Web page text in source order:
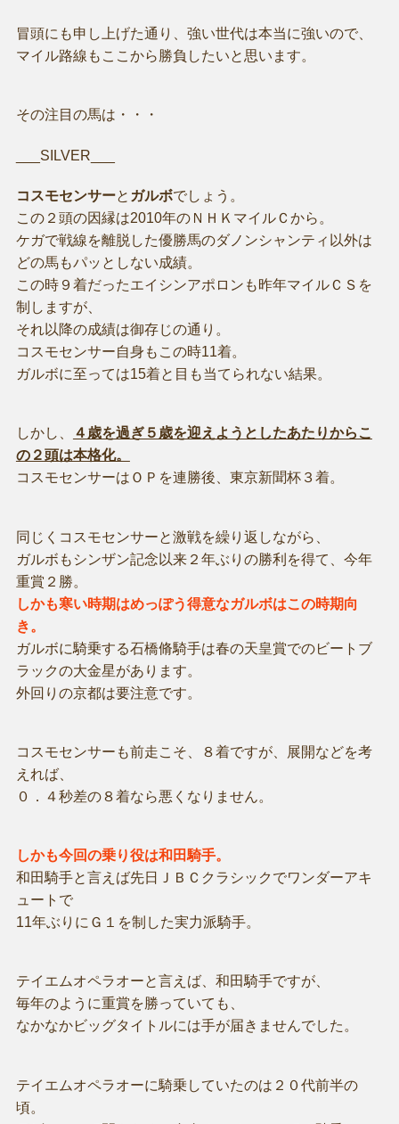
冒頭にも申し上げた通り、強い世代は本当に強いので、
マイル路線もここから勝負したいと思います。
その注目の馬は・・・
___SILVER___
コスモセンサーと ガルボでしょう。
この２頭の因縁は2010年のＮＨＫマイルＣから。
ケガで戦線を離脱した優勝馬のダノンシャンティ以外は
どの馬もパッとしない成績。
この時９着だったエイシンアポロンも昨年マイルＣＳを
制しますが、
それ以降の成績は御存じの通り。
コスモセンサー自身もこの時11着。
ガルボに至っては15着と目も当てられない結果。
しかし、
４歳を過ぎ５歳を迎えようとしたあたりからこ
の２頭は本格化。
コスモセンサーはＯＰを連勝後、東京新聞杯３着。
同じくコスモセンサーと激戦を繰り返しながら、
ガルボもシンザン記念以来２年ぶりの勝利を得て、今年
重賞２勝。
しかも寒い時期はめっぽう得意なガルボはこの時期向
き。
ガルボに騎乗する石橋脩騎手は春の天皇賞でのビートブ
ラックの大金星があります。
外回りの京都は要注意です。
コスモセンサーも前走こそ、８着ですが、展開などを考
えれば、
０．４秒差の８着なら悪くなりません。
しかも今回の乗り役は和田騎手。
和田騎手と言えば先日ＪＢＣクラシックでワンダーアキ
ュートで
11年ぶりにＧ１を制した実力派騎手。
テイエムオペラオーと言えば、和田騎手ですが、
毎年のように重賞を勝っていても、
なかなかビッグタイトルには手が届きませんでした。
テイエムオペラオーに騎乗していたのは２０代前半の
頃。